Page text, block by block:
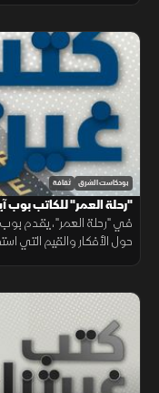
بودكاست الشرق ثقافة
"رحلة العمر" للكاتب بوب
في "رحلة العمر"، يقدم بوب
حول الأفكار والقيم التي